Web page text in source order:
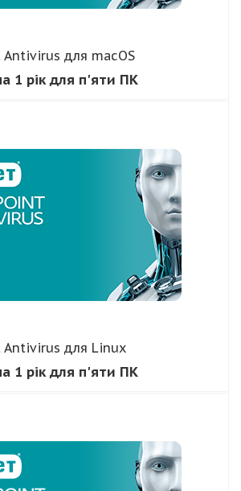
Antivirus для macOS
1 рік для п'яти ПК
Antivirus для Linux
1 рік для п'яти ПК